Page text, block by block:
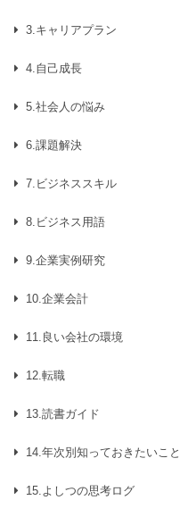
3.キャリアプラン
4.自己成長
5.社会人の悩み
6.課題解決
7.ビジネススキル
8.ビジネス用語
9.企業実例研究
10.企業会計
11.良い会社の環境
12.転職
13.読書ガイド
14.年次別知っておきたいこと
15.よしつの思考ログ